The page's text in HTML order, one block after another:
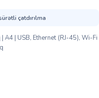
çatdırılma
| USB, Ethernet (RJ-45), Wi-Fi